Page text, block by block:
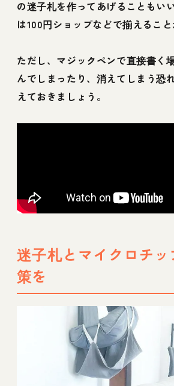
の迷子札を作ってあげることもい
は100円ショップなどで揃えること
ただし、マジックペンで直接書く
んでしまったり、消えてしまう恐
えておきましょう。
迷子札とマイクロチ
策を